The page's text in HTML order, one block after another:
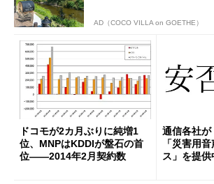
AD（COCO VILLA on GOETHE）
ドコモが2カ月ぶりに純増1
位、MNPはKDDIが盤石の首
位――2014年2月契約数
通信各社が
「災害用
ス」を提